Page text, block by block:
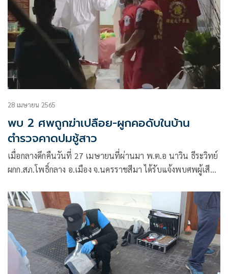
ตายกำมีดทำครัวไว้ 1 เล่ม ตรวจสอบรอบบริเวณบ้านพบรอย
เลือดลากเป็นทางมาจนถึงที่พบศพ จึงบันทึกไว้เป็นหลักฐาน ส่วน
สาเหตุการเสียชีวิตยังคงเป็นปริศนา เพราะผู้ตายไม่ใช่เจ้าของ
บ้าน แต่เป็นเพื่อนบ้านที่ชอบมาดูไก่ชนและปลากัดที่บ้านหลังนี้
ประจำ เบื้องต้นเจ้าหน้าที่ตำรวจนำศพส่งสถาบันนิติเวช
รพ.ศรีนครินทร์ จ.ขอนแก่น ผ่าชันสูตรอย่างละเอียดอีกครั้ง
28 เมษายน 2565
พบ 2 ศพถูกฆ่าเปลือย-ผูกคอดับในบ้าน
ตำรวจคาดปมชู้สาว
เมื่อกลางดึกคืนวันที่ 27 เมษายนที่ผ่านมา พ.ต.อ นาวิน ธีระวิทย์
ผกก.สภ.โพธิ์กลาง อ.เมือง จ.นครราชสีมา ได้รับแจ้งพบศพผู้เสีย
นิเวศน์ ตำบลบ้านใหม่ อำเภอเมืองนครราชสีมา จังหวัด
นครราชสีมา จึงพร้อมกำลังเจ้าหน้าที่ตำรวจ สภ.โพธิ์กลาง